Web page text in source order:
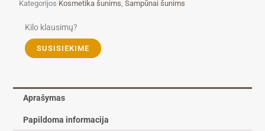
Kategorijos Kosmetika šunims,Šampūnai šunims
Kilo klausimų?
SUSISIEKIME
Aprašymas
Papildoma informacija